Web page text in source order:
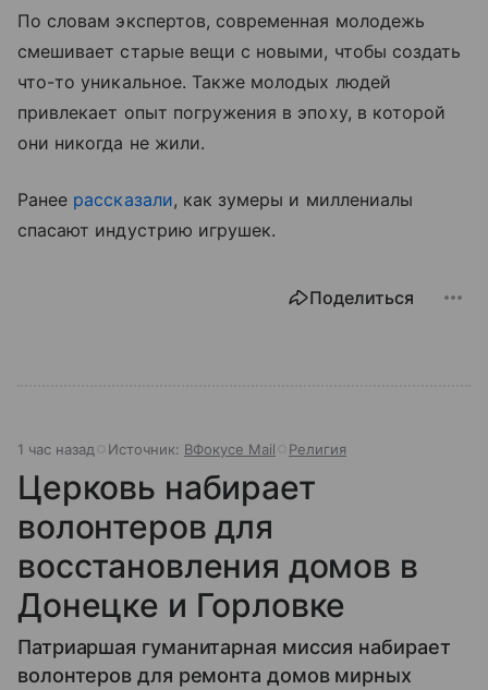
По словам экспертов, современная молодежь
смешивает старые вещи с новыми, чтобы создать
что-то уникальное. Также молодых людей
привлекает опыт погружения в эпоху, в которой
они никогда не жили.
Ранее рассказали, как зумеры и миллениалы
спасают индустрию игрушек.
Поделиться
1 час назад Источник: ВФокусе Mail Религия
Церковь набирает
волонтеров для
восстановления домов в
Донецке и Горловке
Патриаршая гуманитарная миссия набирает
волонтеров для ремонта домов мирных